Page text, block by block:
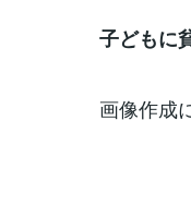
子どもに
画像作成